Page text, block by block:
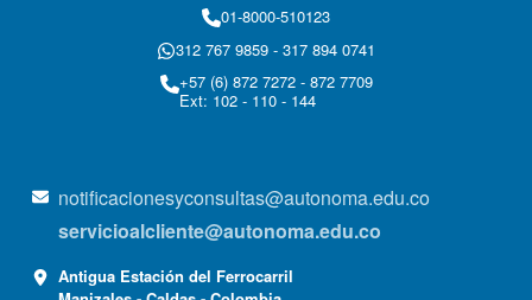
01-8000-510123
312 767 9859 - 317 894 0741
+57 (6) 872 7272 - 872 7709
Ext: 102 - 110 - 144
notificacionesyconsultas@autonoma.edu.co
servicioalcliente@autonoma.edu.co
Antigua Estación del Ferrocarril